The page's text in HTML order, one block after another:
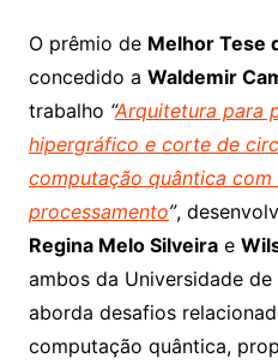
O prêmio de Melhor Tese
concedido a Waldemir
trabalho “Arquitetura para
hipergráfico e corte de
computação quântica
processamento”,
Regina Melo Silveirae
ambos da Universidade de
aborda desafios
computação quântica,